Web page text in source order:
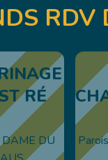
RÉ
DAME DU